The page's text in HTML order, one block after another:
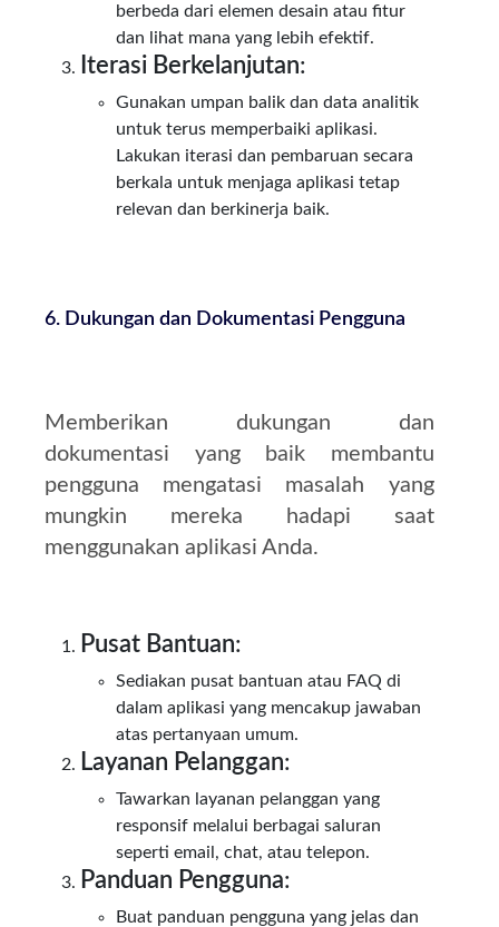
berbeda dari elemen desain atau fitur
dan lihat mana yang lebih efektif.
Iterasi Berkelanjutan:
Gunakan umpan balik dan data analitik
untuk terus memperbaiki aplikasi.
Lakukan iterasi dan pembaruan secara
berkala untuk menjaga aplikasi tetap
relevan dan berkinerja baik.
6. Dukungan dan Dokumentasi Pengguna
Memberikan dukungan dan
dokumentasi yang baik membantu
pengguna mengatasi masalah yang
mungkin mereka hadapi saat
menggunakan aplikasi Anda.
Pusat Bantuan:
Sediakan pusat bantuan atau FAQ di
dalam aplikasi yang mencakup jawaban
atas pertanyaan umum.
Layanan Pelanggan:
Tawarkan layanan pelanggan yang
responsif melalui berbagai saluran
seperti email, chat, atau telepon.
Panduan Pengguna:
Buat panduan pengguna yang jelas dan